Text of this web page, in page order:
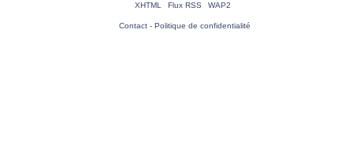
XHTML
Flux RSS WAP2
Contact- Politique de confidentialité